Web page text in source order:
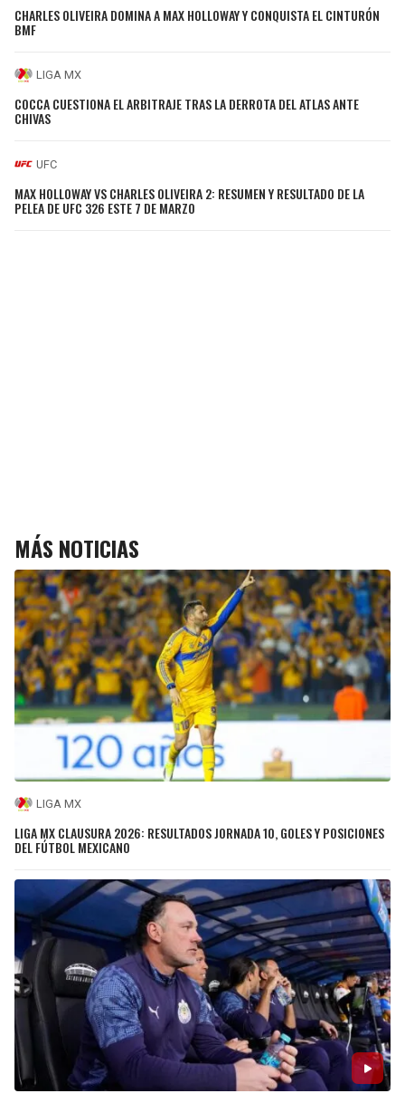
CHARLES OLIVEIRA DOMINA A MAX HOLLOWAY Y CONQUISTA EL CINTURÓN
BMF
LIGA MX
COCCA CUESTIONA EL ARBITRAJE TRAS LA DERROTA DEL ATLAS ANTE
CHIVAS
UFC
MAX HOLLOWAY VS CHARLES OLIVEIRA 2: RESUMEN Y RESULTADO DE LA
PELEA DE UFC 326 ESTE 7 DE MARZO
MÁS NOTICIAS
LIGA MX
LIGA MX CLAUSURA 2026: RESULTADOS JORNADA 10, GOLES Y POSICIONES
DEL FÚTBOL MEXICANO